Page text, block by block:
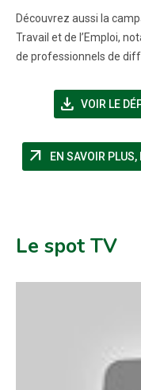
Découvrez aussi la
Travail et de l’Emploi,
de professionnels de
file_download VOIR LE
arrow_outward EN SAVOIR
Le spot TV